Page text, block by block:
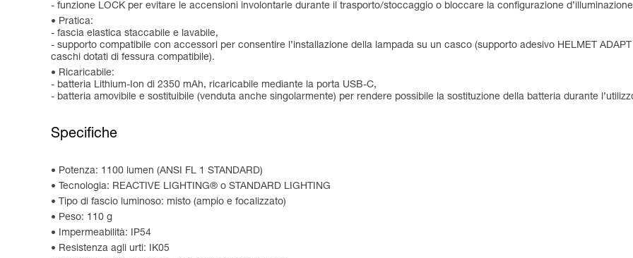
- funzione LOCK per evitare le accensioni involontarie durante il trasporto/stoccaggio o bloccare la configurazione
Pratica:
- fascia elastica staccabile e lavabile,
- supporto compatibile con accessori per consentire l’installazione della lampada su un casco (supporto adesivo HELMET
caschi dotati di fessura compatibile).
Ricaricabile:
- batteria Lithium-Ion di 2350 mAh, ricaricabile mediante la porta USB-C,
- batteria amovibile e sostituibile (venduta anche singolarmente) per rendere possibile la sostituzione della batteria durante
Specifiche
Potenza: 1100 lumen (ANSI FL 1 STANDARD)
Tecnologia: REACTIVE LIGHTING® o STANDARD LIGHTING
Tipo di fascio luminoso: misto (ampio e focalizzato)
Peso: 110 g
Impermeabilità: IP54
Resistenza agli urti: IK05